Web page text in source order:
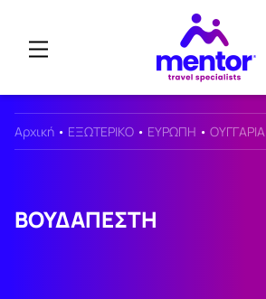
Αρχική • ΕΞΩΤΕΡΙΚΟ • ΕΥΡΩΠΗ • ΟΥΓΓΑΡΙΑ
ΒΟΥΔΑΠΕΣΤΗ